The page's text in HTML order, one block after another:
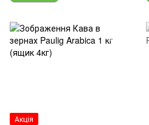
Акція